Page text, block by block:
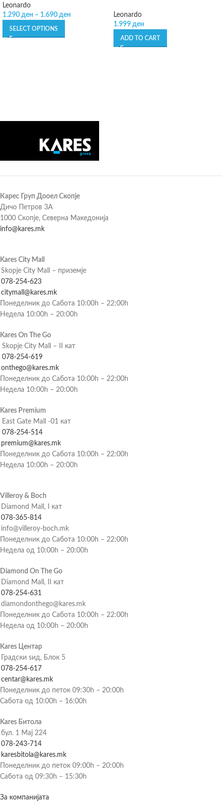
Leonardo
1.290 ден – 1.690 ден
SELECT OPTIONS
Leonardo
1.999 ден
ADD TO CART
Карес Груп Дооел Скопје
Дичо Петров 3А
1000 Скопје, Северна Македонија
info@kares.mk
Kares City Mall
Skopje City Mall – приземје
078-254-623
citymall@kares.mk
Понеделник до Сабота 10:00h – 22:00h
Недела 10:00h – 20:00h
Kares On The Go
Skopje City Mall – II кат
078-254-619
onthego@kares.mk
Понеделник до Сабота 10:00h – 22:00h
Недела 10:00h – 20:00h
Kares Premium
East Gate Mall -01 кат
078-254-514
premium@kares.mk
Понеделник до Сабота 10:00h – 22:00h
Недела 10:00h – 20:00h
Villeroy & Boch
Diamond Mall, I кат
078-365-814
info@villeroy-boch.mk
Понеделник до Сабота 10:00h – 22:00h
Недела од 10:00h – 20:00h
Diamond On The Go
Diamond Mall, II кат
078-254-631
diamondonthego@kares.mk
Понеделник до Сабота 10:00h – 22:00h
Недела од 10:00h – 20:00h
Kares Центар
Градски ѕид, Блок 5
078-254-617
centar@kares.mk
Понеделник до петок 09:30h – 20:00h
Сабота од 10:00h – 16:00h
Kares Битола
бул. 1 Мај 224
078-243-714
karesbitola@kares.mk
Понеделник до петок 09:00h – 20:00h
Сабота од 09:30h – 15:30h
За компанијата